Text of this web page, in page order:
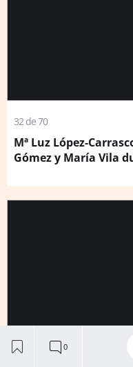
32 de 70
Mª Luz López-
Gómez y María Vila